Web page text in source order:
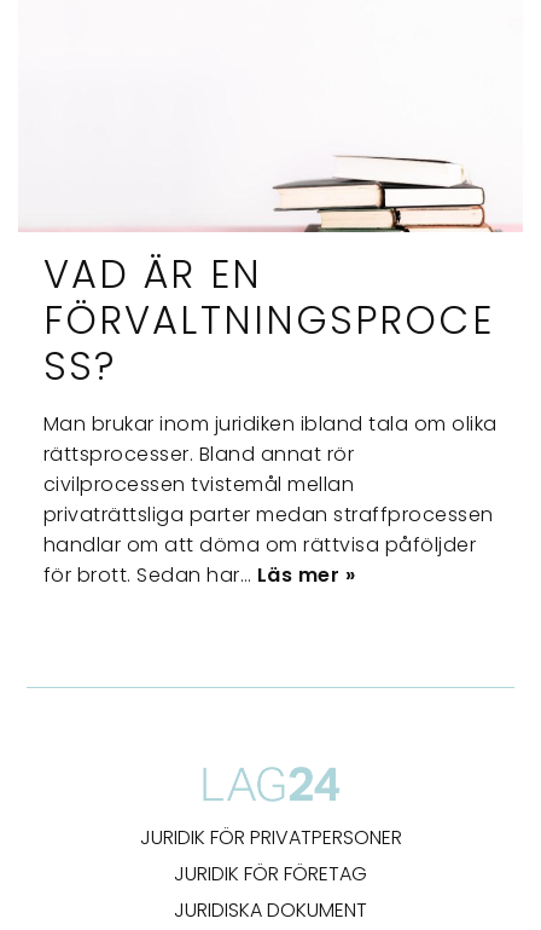
VAD ÄR EN
FÖRVALTNINGSPROCE
SS?
Man brukar inom juridiken ibland tala om olika
rättsprocesser. Bland annat rör
civilprocessen tvistemål mellan
privaträttsliga parter medan straffprocessen
handlar om att döma om rättvisa påföljder
för brott. Sedan har… Läs mer »
JURIDIK FÖR PRIVATPERSONER
JURIDIK FÖR FÖRETAG
JURIDISKA DOKUMENT